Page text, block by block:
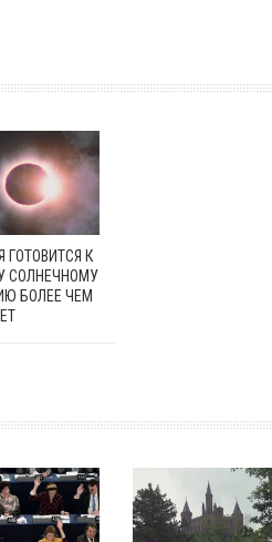
ГОТОВИТСЯ К
СОЛНЕЧНОМУ
БОЛЕЕ ЧЕМ